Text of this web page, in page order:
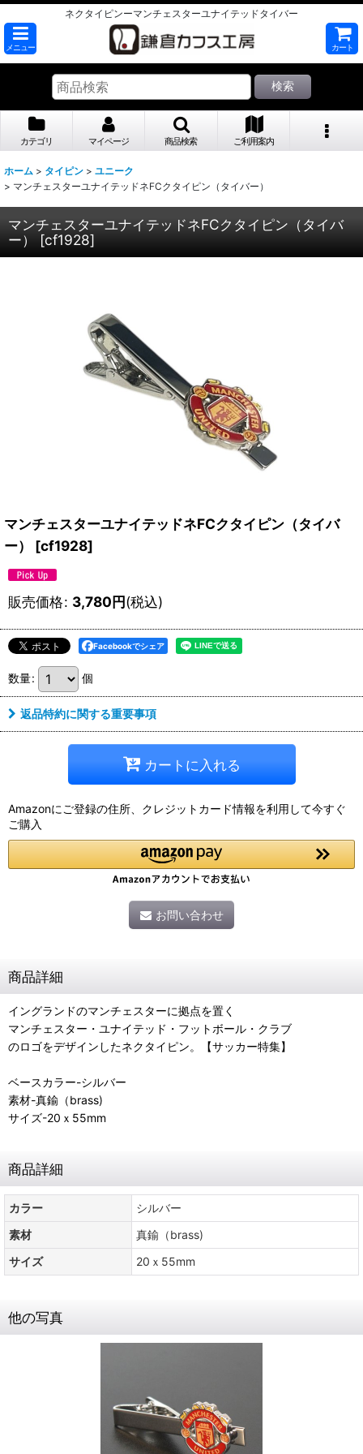
ネクタイピンーマンチェスターユナイテッドタイバー
メニュー カート
検索
カテゴリ マイページ 商品検索 ご利用案内
ホーム > タイピン > ユニーク
> マンチェスターユナイテッドネFCクタイピン（タイバー）
マンチェスターユナイテッドネFCクタイピン（タイバ
ー）
[cf1928]
マンチェスターユナイテッドネFCクタイピン（タイバ
ー）
[cf1928]
販売価格: 3,780円(税込)
Facebookでシェア
数量: 個
返品特約に関する重要事項
カートに入れる
Amazonにご登録の住所、クレジットカード情報を利用して今すぐ
ご購入
お問い合わせ
商品詳細
イングランドのマンチェスターに拠点を置く
マンチェスター・ユナイテッド・フットボール・クラブ
のロゴをデザインしたネクタイピン。【サッカー特集】
ベースカラー-シルバー
素材-真鍮（brass)
サイズ-20ｘ55mm
商品詳細
カラー
シルバー
素材
真鍮（brass)
サイズ
20ｘ55mm
他の写真